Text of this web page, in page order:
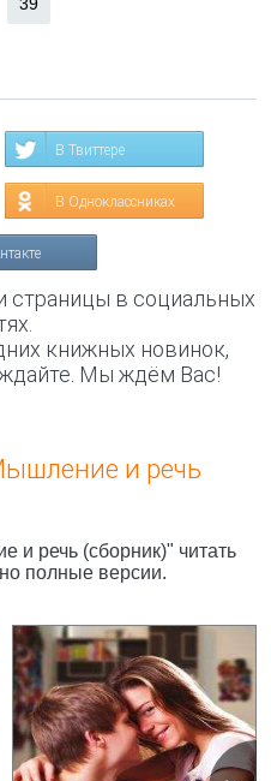
В Твиттере
В Одноклассниках
страницы в социальных
книжных новинок,
Мы ждём Вас!
и речь
и речь (сборник)" читать
полные версии.